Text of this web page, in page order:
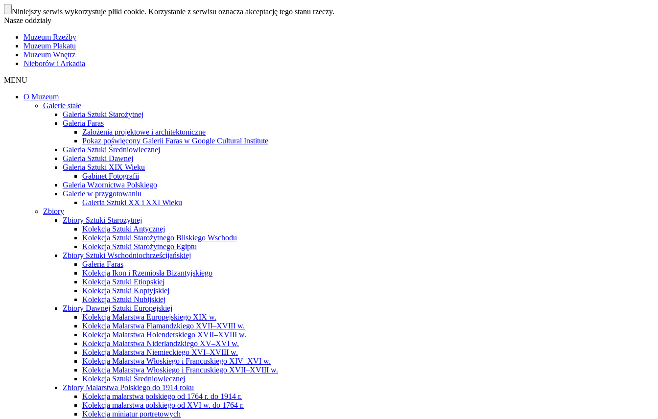
Niniejszy serwis wykorzystuje pliki cookie. Korzystanie z serwisu oznacza akceptację tego stanu rzeczy.
Nasze oddziały
Muzeum Rzeźby
Muzeum Plakatu
Muzeum Wnętrz
Nieborów i Arkadia
MENU
O Muzeum
Galerie stałe
Galeria Sztuki Starożytnej
Galeria Faras
Założenia projektowe i architektoniczne
Pokaz poświęcony Galerii Faras w Google Cultural Institute
Galeria Sztuki Średniowiecznej
Galeria Sztuki Dawnej
Galeria Sztuki XIX Wieku
Gabinet Fotografii
Galeria Wzornictwa Polskiego
Galerie w przygotowaniu
Galeria Sztuki XX i XXI Wieku
Zbiory
Zbiory Sztuki Starożytnej
Kolekcja Sztuki Antycznej
Kolekcja Sztuki Starożytnego Bliskiego Wschodu
Kolekcja Sztuki Starożytnego Egiptu
Zbiory Sztuki Wschodniochrześcijańskiej
Galeria Faras
Kolekcja Ikon i Rzemiosła Bizantyjskiego
Kolekcja Sztuki Etiopskiej
Kolekcja Sztuki Koptyjskiej
Kolekcja Sztuki Nubijskiej
Zbiory Dawnej Sztuki Europejskiej
Kolekcja Malarstwa Europejskiego XIX w.
Kolekcja Malarstwa Flamandzkiego XVII–XVIII w.
Kolekcja Malarstwa Holenderskiego XVII–XVIII w.
Kolekcja Malarstwa Niderlandzkiego XV–XVI w.
Kolekcja Malarstwa Niemieckiego XVI–XVIII w.
Kolekcja Malarstwa Włoskiego i Francuskiego XIV–XVI w.
Kolekcja Malarstwa Włoskiego i Francuskiego XVII–XVIII w.
Kolekcja Sztuki Średniowiecznej
Zbiory Malarstwa Polskiego do 1914 roku
Kolekcja malarstwa polskiego od 1764 r. do 1914 r.
Kolekcja malarstwa polskiego od XVI w. do 1764 r.
Kolekcja miniatur portretowych